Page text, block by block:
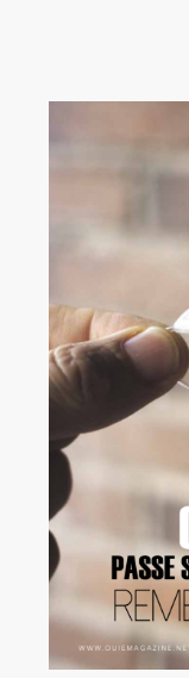
Annonces